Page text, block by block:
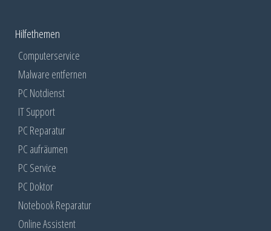
Hilfethemen
Computerservice
Malware entfernen
PC Notdienst
IT Support
PC Reparatur
PC aufräumen
PC Service
PC Doktor
Notebook Reparatur
Online Assistent